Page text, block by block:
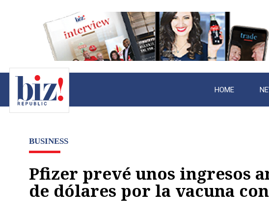
HOME
BUSINESS
Pfizer prevé unos ingresos
de dólares por la vacuna